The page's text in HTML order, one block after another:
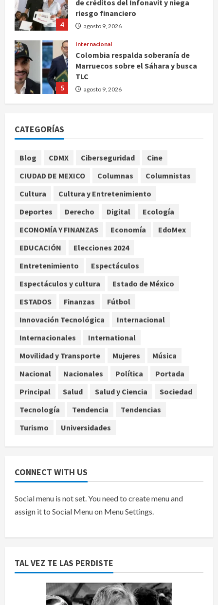
4
de créditos del Infonavit y niega
riesgo financiero
agosto 9, 2026
5
Internacional
Colombia respalda soberanía de
Marruecos sobre el Sáhara y busca
TLC
agosto 9, 2026
Detienen a ‘El Pony’ con fusil M4,
drogas y arsenal en carretera de
agosto 9, 2026
Palacio de los Deportes con su tour
‘Hades: The Sacrifice’
4
Sheinbaum defiende reestructura
de créditos del Infonavit y niega
agosto 9, 2026
Internacional
Colombia respalda soberanía de
TLC
CATEGORÍAS
Blog CDMX Ciberseguridad
Cine
CIUDAD DE MEXICO
Columnas
Columnistas
Cultura
Cultura y Entretenimiento
Deportes
Derecho Digital
Ecología
ECONOMÍA Y FINANZAS
Economía
EdoMex
EDUCACIÓN
Elecciones 2024
Entretenimiento
Espectáculos
Espectáculos y cultura
Estado de México
ESTADOS
Finanzas
Fútbol
Innovación Tecnológica
Internacional
Internacionales
International
Movilidad y Transporte
Mujeres
Música
Nacional
Nacionales Política
Portada
Principal
Salud Salud y Ciencia
Sociedad
Tecnología
Tendencia
Tendencias
Turismo
Universidades
CONNECT WITH US
Social menu is not set. You need to create menu and
assign it to Social Menu on Menu Settings.
TAL VEZ TE LAS PERDISTE